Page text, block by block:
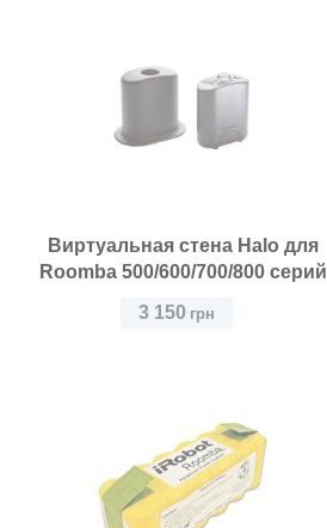
Виртуальная стена Halo для
Roomba 500/600/700/800 серий
3 150 грн